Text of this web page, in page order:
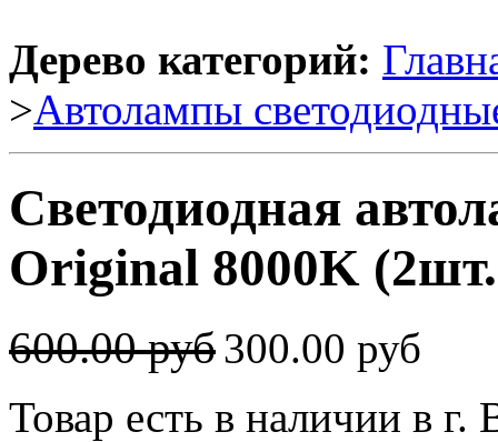
Дерево категорий:
>Автолампы
Светодиодная
Original 8000K
600.00 руб300.00 руб
Товар есть в наличии в г.